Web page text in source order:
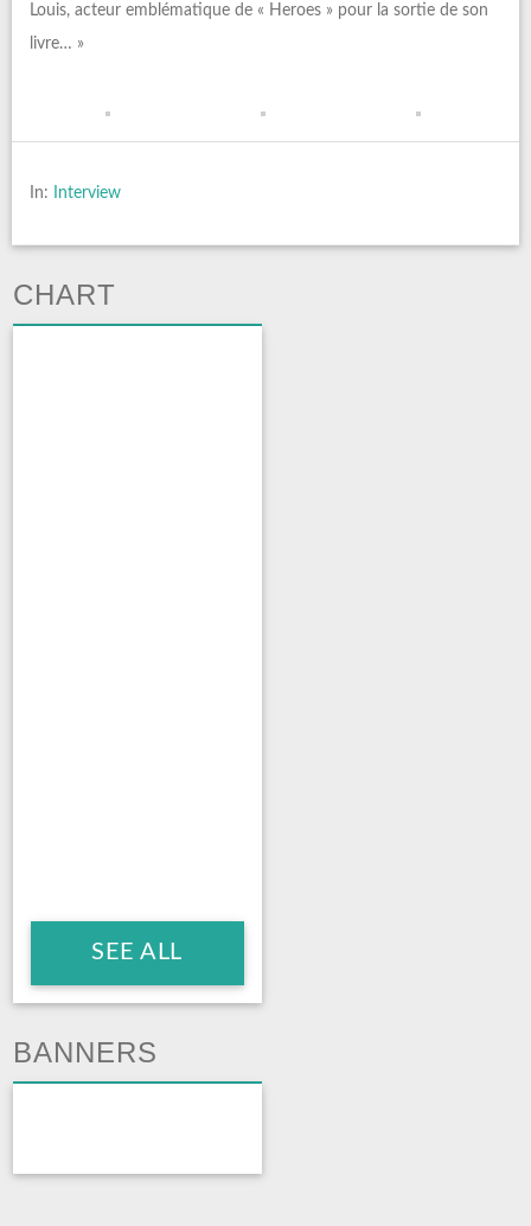
Louis, acteur emblématique de « Heroes » pour la sortie de son
livre… »
In: Interview
CHART
SEE ALL
BANNERS